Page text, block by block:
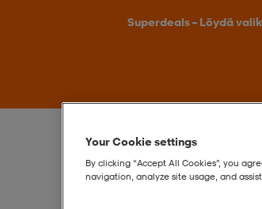
Superdeals – Löydä
Your Cookie settings
By clicking “Accept All Cookies”, you
navigation, analyze site usage, and